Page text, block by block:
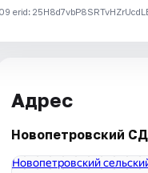
Адрес
Новопетровский